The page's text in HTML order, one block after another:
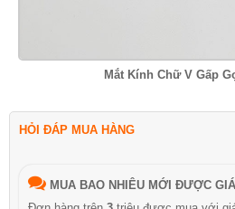
Mắt Kính Chữ V Gấp
HỎI ĐÁP MUA HÀNG
MUA BAO NHIÊU MỚI ĐƯỢC